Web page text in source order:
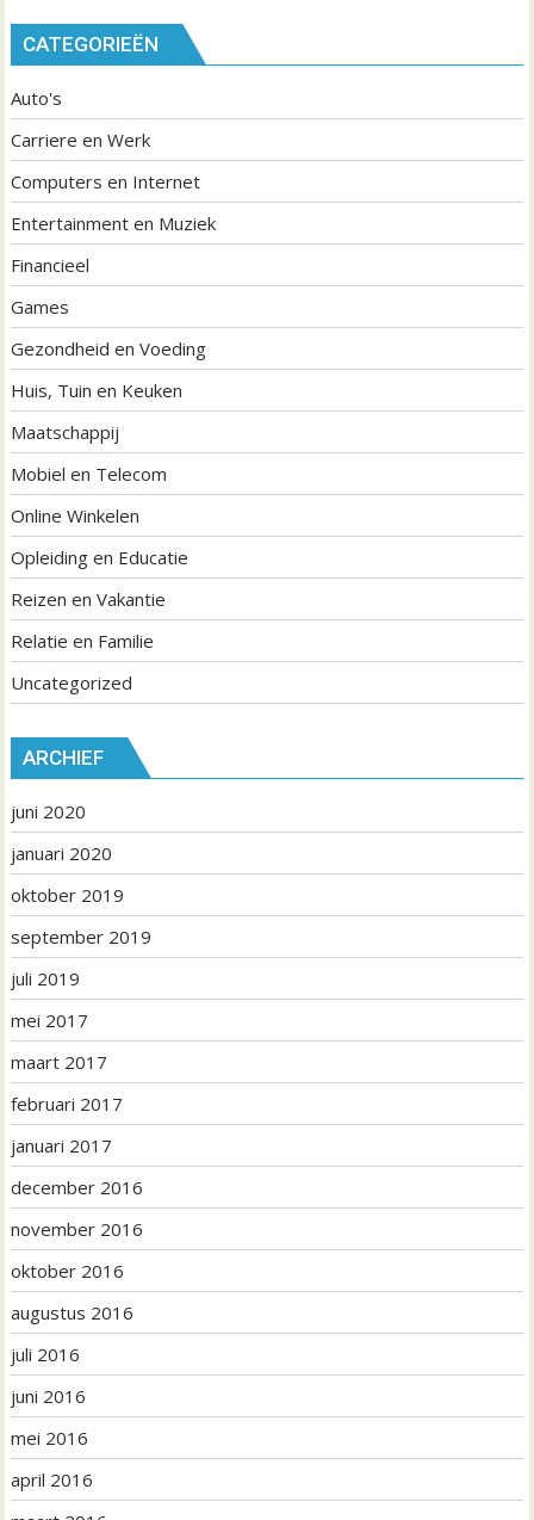
CATEGORIEËN
Auto's
Carriere en Werk
Computers en Internet
Entertainment en Muziek
Financieel
Games
Gezondheid en Voeding
Huis, Tuin en Keuken
Maatschappij
Mobiel en Telecom
Online Winkelen
Opleiding en Educatie
Reizen en Vakantie
Relatie en Familie
Uncategorized
ARCHIEF
juni 2020
januari 2020
oktober 2019
september 2019
juli 2019
mei 2017
maart 2017
februari 2017
januari 2017
december 2016
november 2016
oktober 2016
augustus 2016
juli 2016
juni 2016
mei 2016
april 2016